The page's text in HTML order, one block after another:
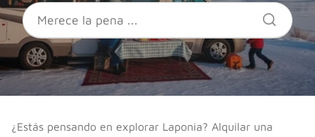
¿Estás pensando en explorar Laponia? Alquilar una